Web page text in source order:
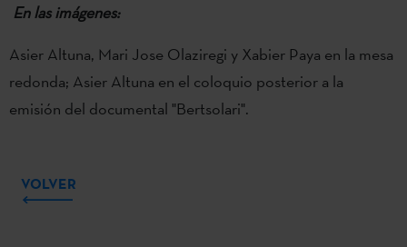
En las imágenes:
Asier Altuna, Mari Jose Olaziregi y Xabier Paya en la mesa
redonda; Asier Altuna en el coloquio posterior a la
emisión del documental "Bertsolari".
VOLVER